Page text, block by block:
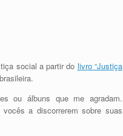
social a partir do livro “Justiça
ou álbuns que me agradam.
a discorrerem sobre suas